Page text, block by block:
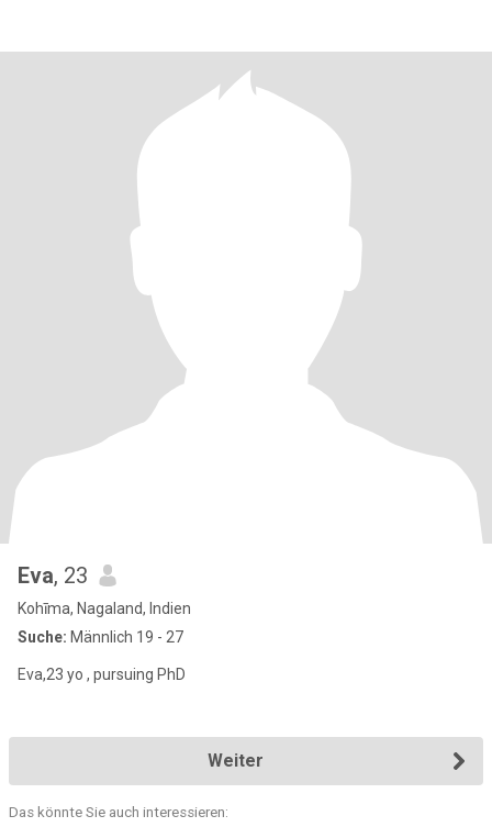
Eva, 23
Kohīma, Nagaland, Indien
Suche: Männlich 19 - 27
Eva,23 yo , pursuing PhD
Weiter
Das könnte Sie auch interessieren: